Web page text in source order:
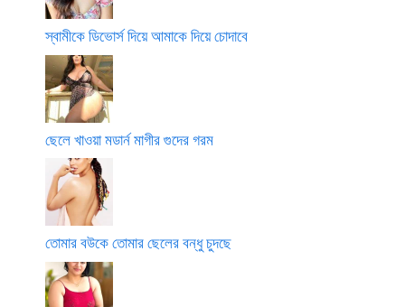
স্বামীকে ডিভোর্স দিয়ে আমাকে দিয়ে চোদাবে
ছেলে খাওয়া মডার্ন মাগীর গুদের গরম
তোমার বউকে তোমার ছেলের বন্ধু চুদছে